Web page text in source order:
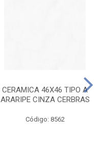
CERAMICA 46X46 TIPO A
ARARIPE CINZA CERBRAS
Código: 8562